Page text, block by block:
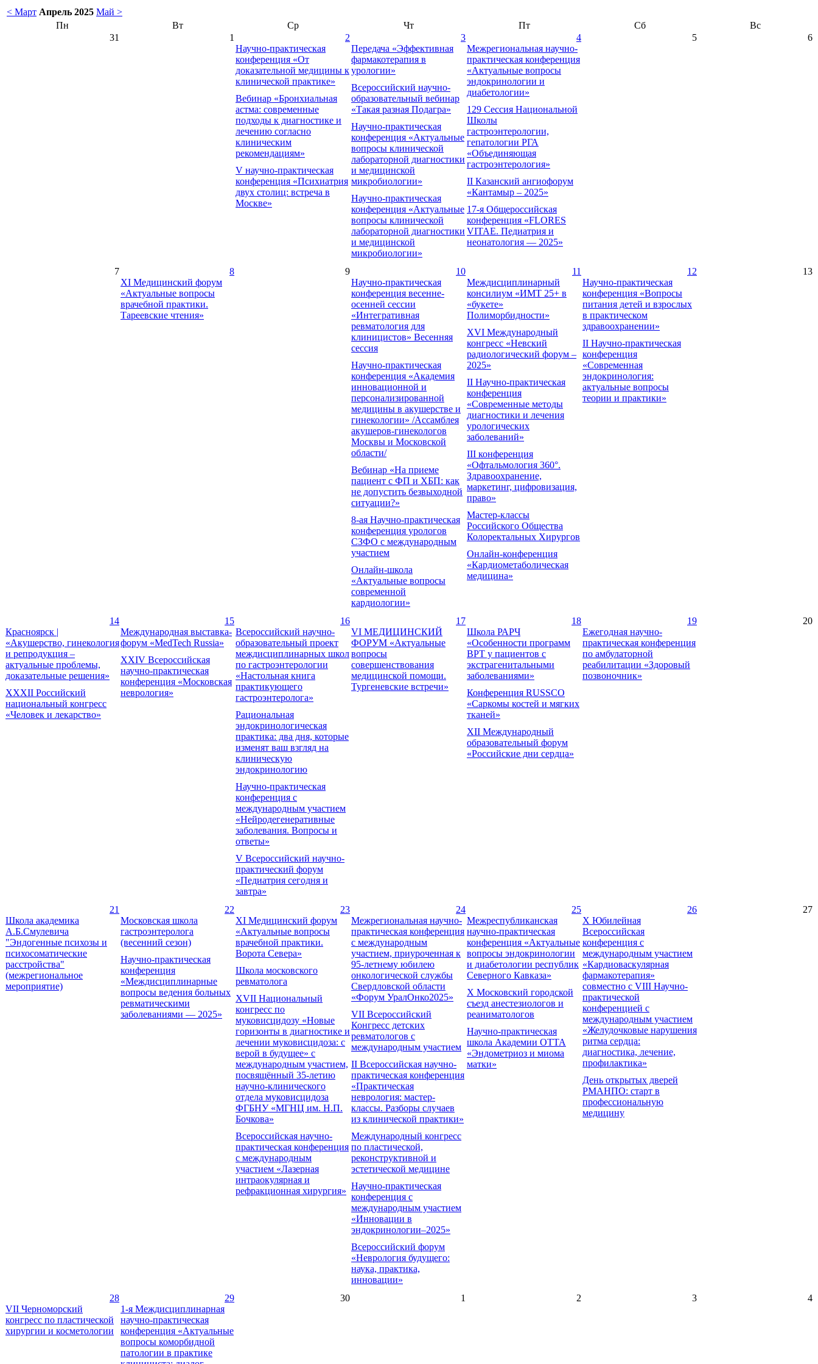
< Март Апрель 2025 Май >
Пн
Вт Ср Чт Пт Сб
Вс
31
1
2
Научно-практическая
конференция «От
доказательной медицины к
клинической практике»
Вебинар «Бронхиальная
астма: современные
подходы к диагностике и
лечению согласно
клиническим
рекомендациям»
V научно-практическая
конференция «Психиатрия
двух столиц: встреча в
Москве»
3
Передача «Эффективная
фармакотерапия в
урологии»
Всероссийский научно-
образовательный вебинар
«Такая разная Подагра»
Научно-практическая
конференция «Актуальные
вопросы клинической
лабораторной диагностики
и медицинской
микробиологии»
Научно-практическая
конференция «Актуальные
вопросы клинической
лабораторной диагностики
и медицинской
микробиологии»
4
Межрегиональная научно-
практическая конференция
«Актуальные вопросы
эндокринологии и
диабетологии»
129 Сессия Национальной
Школы
гастроэнтерологии,
гепатологии РГА
«Объединяющая
гастроэнтерология»
II Казанский ангиофорум
«Кантамыр – 2025»
17-я Общероссийская
конференция «FLORES
VITAE. Педиатрия и
неонатология — 2025»
5 6
7
8
XI Медицинский форум
«Актуальные вопросы
врачебной практики.
Тареевские чтения»
9
10
Научно-практическая
конференция весенне-
осенней сессии
«Интегративная
ревматология для
клиницистов» Весенняя
сессия
Научно-практическая
конференция «Академия
инновационной и
персонализированной
медицины в акушерстве и
гинекологии» /Ассамблея
акушеров-гинекологов
Москвы и Московской
области/
Вебинар «На приеме
пациент с ФП и ХБП: как
не допустить безвыходной
ситуации?»
8-ая Научно-практическая
конференция урологов
СЗФО с международным
участием
Онлайн-школа
«Актуальные вопросы
современной
кардиологии»
11
Междисциплинарный
консилиум «ИМТ 25+ в
«букете»
Полиморбидности»
XVI Международный
конгресс «Невский
радиологический форум –
2025»
II Научно-практическая
конференция
«Современные методы
диагностики и лечения
урологических
заболеваний»
III конференция
«Офтальмология 360°.
Здравоохранение,
маркетинг, цифровизация,
право»
Мастер-классы
Российского Общества
Колоректальных Хирургов
Онлайн-конференция
«Кардиометаболическая
медицина»
12
Научно-практическая
конференция «Вопросы
питания детей и взрослых
в практическом
здравоохранении»
II Научно-практическая
конференция
«Современная
эндокринология:
актуальные вопросы
теории и практики»
13
14
Красноярск |
«Акушерство, гинекология
и репродукция –
актуальные проблемы,
доказательные решения»
XXXII Российский
национальный конгресс
«Человек и лекарство»
15
Международная выставка-
форум «MedTech Russia»
XXIV Всероссийская
научно-практическая
конференция «Московская
неврология»
16
Всероссийский научно-
образовательный проект
междисциплинарных школ
по гастроэнтерологии
«Настольная книга
практикующего
гастроэнтеролога»
Рациональная
эндокринологическая
практика: два дня, которые
изменят ваш взгляд на
клиническую
эндокринологию
Научно-практическая
конференция с
международным участием
«Нейродегенеративные
заболевания. Вопросы и
ответы»
V Всероссийский научно-
практический форум
«Педиатрия сегодня и
завтра»
17
VI МЕДИЦИНСКИЙ
ФОРУМ «Актуальные
вопросы
совершенствования
медицинской помощи.
Тургеневские встречи»
18
Школа РАРЧ
«Особенности программ
ВРТ у пациентов с
экстрагенитальными
заболеваниями»
Конференция RUSSCO
«Саркомы костей и мягких
тканей»
XII Международный
образовательный форум
«Российские дни сердца»
19
Ежегодная научно-
практическая конференция
по амбулаторной
реабилитации «Здоровый
позвоночник»
20
21
Школа академика
А.Б.Смулевича
"Эндогенные психозы и
психосоматические
расстройства"
(межрегиональное
мероприятие)
22
Московская школа
гастроэнтеролога
(весенний сезон)
Научно-практическая
конференция
«Междисциплинарные
вопросы ведения больных
ревматическими
заболеваниями — 2025»
23
XI Медицинский форум
«Актуальные вопросы
врачебной практики.
Ворота Севера»
Школа московского
ревматолога
XVII Национальный
конгресс по
муковисцидозу «Новые
горизонты в диагностике и
лечении муковисцидоза: с
верой в будущее» с
международным участием,
посвящённый 35-летию
научно-клинического
отдела муковисцидоза
ФГБНУ «МГНЦ им. Н.П.
Бочкова»
Всероссийская научно-
практическая конференция
с международным
участием «Лазерная
интраокулярная и
рефракционная хирургия»
24
Межрегиональная научно-
практическая конференция
с международным
участием, приуроченная к
95-летнему юбилею
онкологической службы
Свердловской области
«Форум УралОнко2025»
VII Всероссийский
Конгресс детских
ревматологов с
международным участием
II Всероссийская научно-
практическая конференция
«Практическая
неврология: мастер-
классы. Разборы случаев
из клинической практики»
Международный конгресс
по пластической,
реконструктивной и
эстетической медицине
Научно-практическая
конференция с
международным участием
«Инновации в
эндокринологии–2025»
Всероссийский форум
«Неврология будущего:
наука, практика,
инновации»
25
Межреспубликанская
научно-практическая
конференция «Актуальные
вопросы эндокринологии
и диабетологии республик
Северного Кавказа»
X Московский городской
съезд анестезиологов и
реаниматологов
Научно-практическая
школа Академии ОТТА
«Эндометриоз и миома
матки»
26
X Юбилейная
Всероссийская
конференция с
международным участием
«Кардиоваскулярная
фармакотерапия»
совместно с VIII Научно-
практической
конференцией с
международным участием
«Желудочковые нарушения
ритма сердца:
диагностика, лечение,
профилактика»
День открытых дверей
РМАНПО: старт в
профессиональную
медицину
27
28
VII Черноморский
конгресс по пластической
хирургии и косметологии
29
1-я Междисциплинарная
научно-практическая
конференция «Актуальные
вопросы коморбидной
патологии в практике
30 1 2 3 4